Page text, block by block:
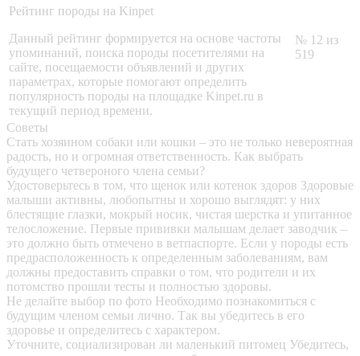
Рейтинг породы на Kinpet
Данный рейтинг формируется на основе частоты
упоминаний, поиска породы посетителями на
сайте, посещаемости объявлений и других
параметрах, которые помогают определить
популярность породы на площадке Kinpet.ru в
текущий период времени.
№ 12 из
519
Советы
Стать хозяином собаки или кошки – это не только невероятная
радость, но и огромная ответственность. Как выбрать
будущего четвероного члена семьи?
Удостоверьтесь в том, что щенок или котенок здоров Здоровые
малыши активны, любопытны и хорошо выглядят: у них
блестящие глазки, мокрый носик, чистая шерстка и упитанное
телосложение. Первые прививки малышам делает заводчик –
это должно быть отмечено в ветпаспорте. Если у породы есть
предрасположенность к определенным заболеваниям, вам
должны предоставить справки о том, что родители и их
потомство прошли тесты и полностью здоровы.
Не делайте выбор по фото Необходимо познакомиться с
будущим членом семьи лично. Так вы убедитесь в его
здоровье и определитесь с характером.
Уточните, социализирован ли маленький питомец Убедитесь,